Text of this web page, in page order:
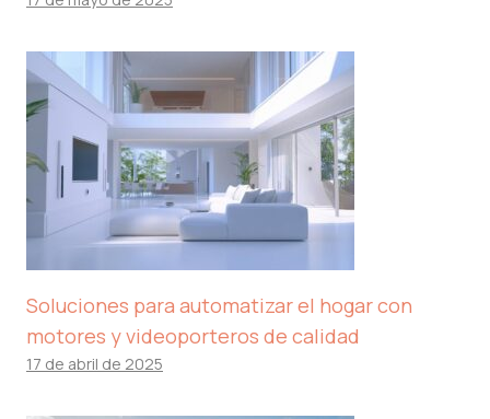
Soluciones para automatizar el hogar con
motores y videoporteros de calidad
17 de abril de 2025